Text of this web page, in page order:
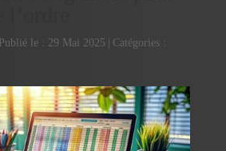
Publié le : 29 Mai 2025
Catégories :